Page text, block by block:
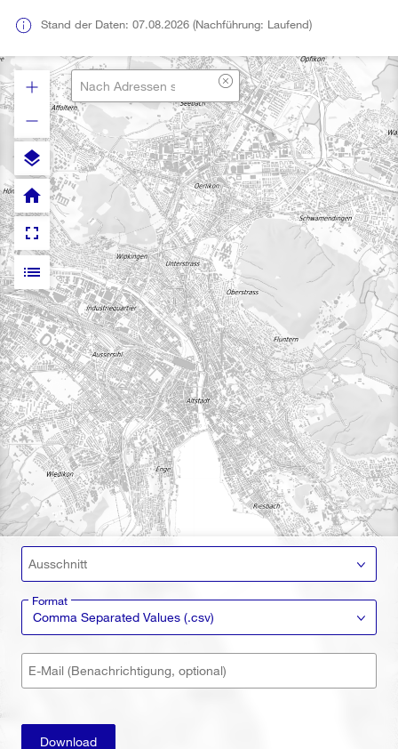
Stand der Daten: 07.08.2026 (Nachführung: Laufend)
layers
fullscreen
home
list
Ausschnitt
Format
Comma Separated Values (.csv)
E-Mail (Benachrichtigung, optional)
Download